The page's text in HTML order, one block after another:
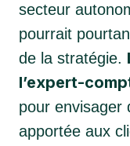
secteur
pourrait
de la stratégie.
l’expert-
pour envisager
apportée aux